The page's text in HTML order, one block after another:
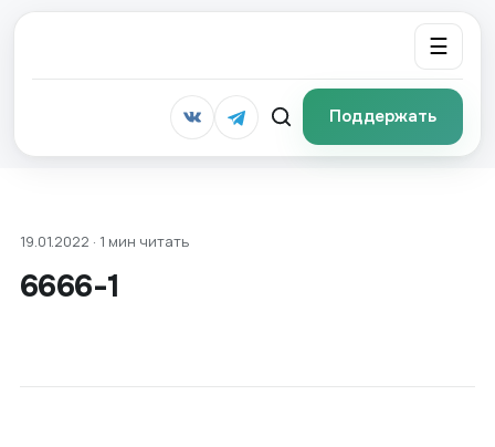
☰
Поддержать
19.01.2022 · 1 мин читать
6666-1